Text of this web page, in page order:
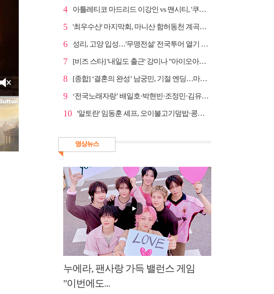
4 아틀레티코 마드리드 이강인 vs 맨시티, '쿠플 시리즈'...
5 '최우수산' 마지막회, 마니산 함허동천 계곡→참성단 등반
6 성리, 고양 입성…'무명전설' 전국투어 열기 지속
7 [비즈 스타] '내일도 출근' 강미나 "아이오아이 불화설...
8 [종합] ‘결혼의 완성’ 남궁민, 기절 엔딩…마지막회 예...
9 ‘전국노래자랑’ 배일호·박현빈·조정민·김유라·미스김, ...
10 '알토란' 임동훈 셰프, 오이불고기덮밥·콩물가지냉국 ...
영상뉴스
누에라, 팬사랑 가득 밸런스 게임
"이번에도...